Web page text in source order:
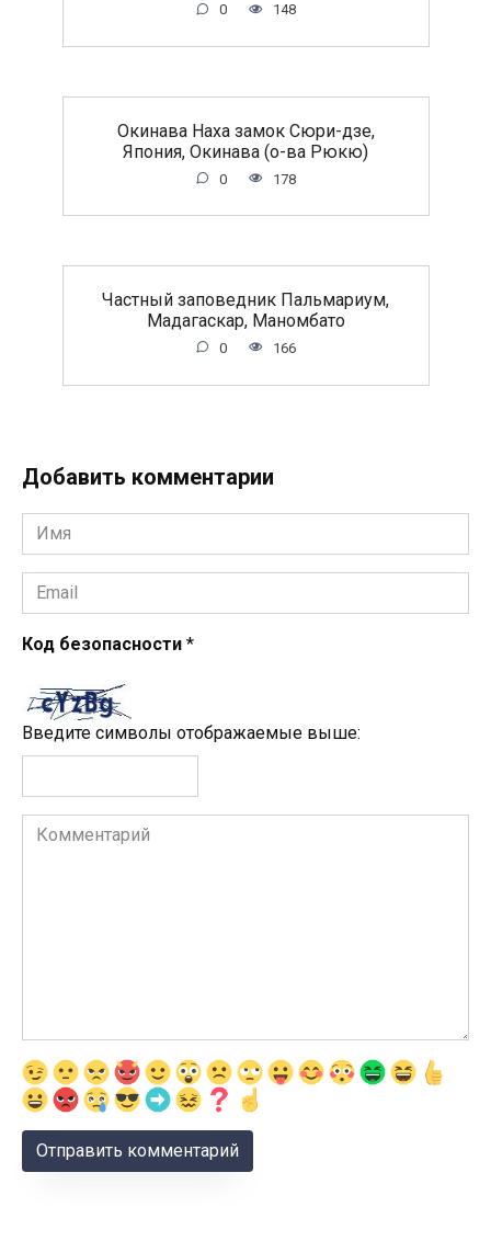
0 148
Окинава Наха замок Сюри-дзе,
Япония, Окинава (о-ва Рюкю)
0 178
Частный заповедник Пальмариум,
Мадагаскар, Маномбато
0 166
Добавить комментарии
Имя
*
Email
*
Код безопасности *
Введите символы отображаемые выше:
Комментарий